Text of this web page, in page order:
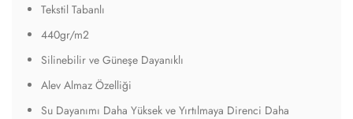
Tekstil Tabanlı
440gr/m2
Silinebilir ve Güneşe Dayanıklı
Alev Almaz Özelliği
Su Dayanımı Daha Yüksek ve Yırtılmaya Direnci Daha